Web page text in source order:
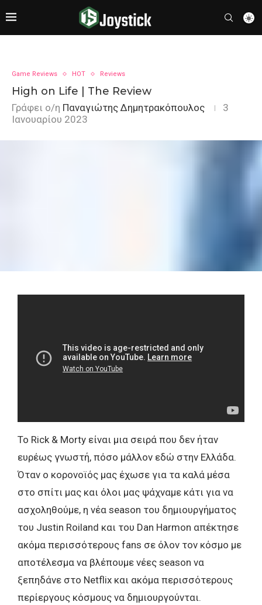
Game Reviews HOT Reviews
High on Life | The Review
Γράφει ο/η Παναγιώτης Δημητρακόπουλος
3
Ιανουαρίου 2023
To Rick & Morty είναι μια σειρά που δεν ήταν
ευρέως γνωστή, πόσο μάλλον εδώ στην Ελλάδα.
Όταν ο κορονοϊός μας έχωσε για τα καλά μέσα
στο σπίτι μας και όλοι μας ψάχναμε κάτι για να
ασχοληθούμε, η νέα season του δημιουργήματος
του Justin Roiland και του Dan Harmon απέκτησε
ακόμα περισσότερους fans σε όλον τον κόσμο με
αποτέλεσμα να βλέπουμε νέες season να
ξεπηδάνε στο Netflix και ακόμα περισσότερους
περίεργους κόσμους να δημιουργούνται.